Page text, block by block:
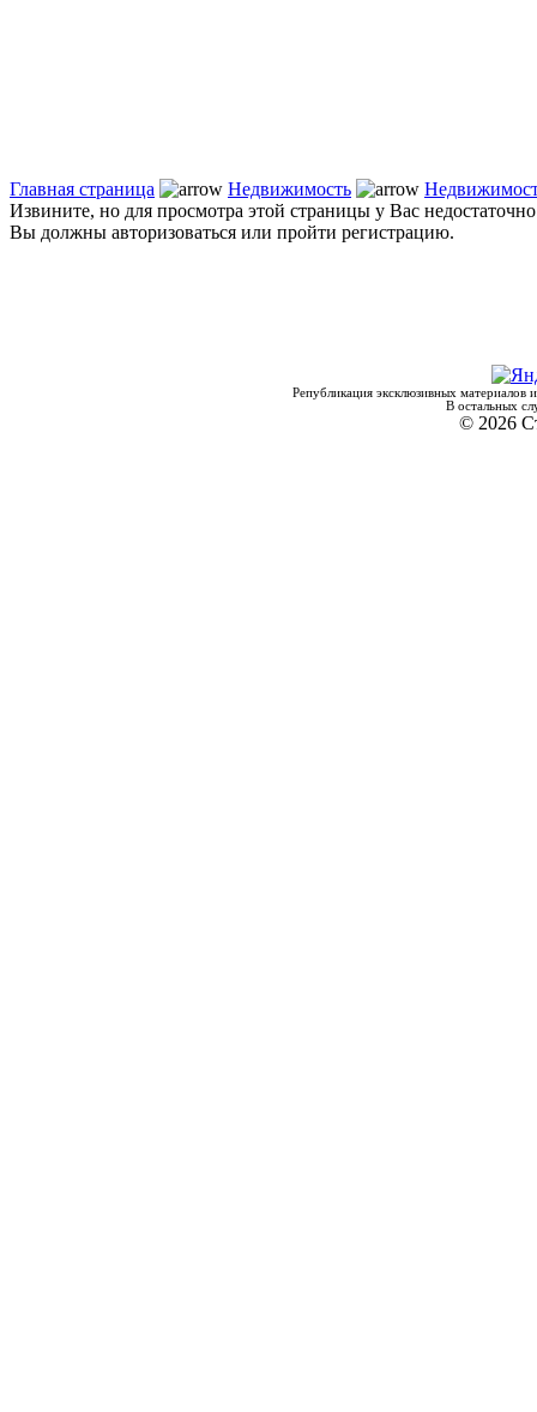
Главная страница Недвижимость
Извините, но для просмотра этой страницы у Вас
Вы должны авторизоваться или пройти регистрацию.
Републикация эксклюзивных материалов
В остальных
© 2026